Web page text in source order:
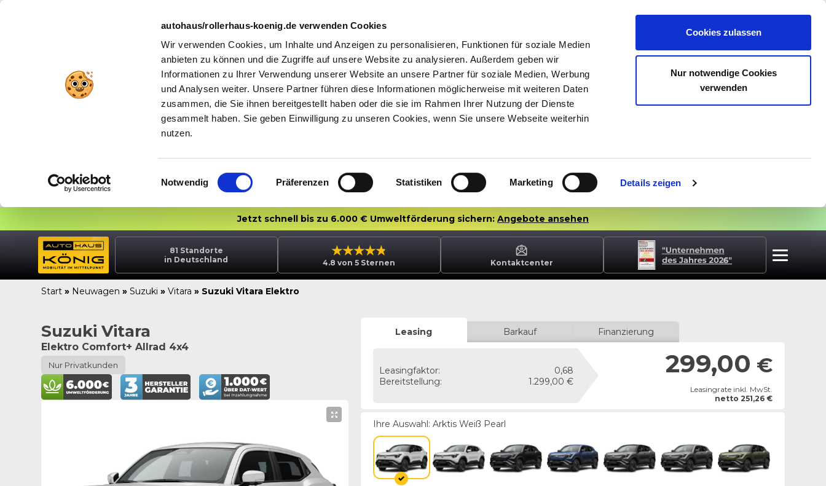
autohaus/rollerhaus-koenig.de verwenden Cookies
Wir verwenden Cookies, um Inhalte und Anzeigen zu personalisieren, Funktionen für soziale Medien
anbieten zu können und die Zugriffe auf unsere Website zu analysieren. Außerdem geben wir
Informationen zu Ihrer Verwendung unserer Website an unsere Partner für soziale Medien, Werbung
und Analysen weiter. Unsere Partner führen diese Informationen möglicherweise mit weiteren Daten
zusammen, die Sie ihnen bereitgestellt haben oder die sie im Rahmen Ihrer Nutzung der Dienste
gesammelt haben. Sie geben Einwilligung zu unseren Cookies, wenn Sie unsere Webseite weiterhin
nutzen.
Einwilligungsauswahl
Notwendig Präferenzen Statistiken Marketing Details zeigen
Cookies zulassen
Nur notwendige Cookies
verwenden
Jetzt schnell bis zu 6.000 € Umweltförderung sichern: Angebote ansehen
81 Standorte
in Deutschland
4.8 von 5 Sternen Kontaktcenter
Start » Neuwagen » Suzuki » Vitara » Suzuki Vitara Elektro
Suzuki Vitara
Elektro Comfort+ Allrad 4x4
Nur Privatkunden
Leasing Barkauf Finanzierung
Leasingfaktor:
0,68
Bereitstellung: 1.299,00 €
299,00 €
Leasingrate inkl. MwSt.
netto 251,26 €
Ihre Auswahl: Arktis Weiß Pearl